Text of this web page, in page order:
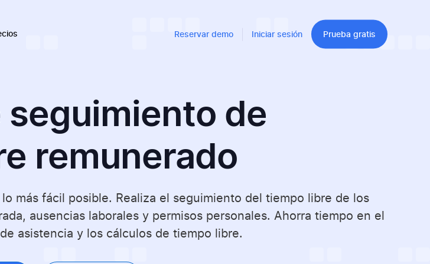
de
remunerado
más fácil posible. Realiza el seguimiento del tiempo libre de los
ausencias laborales y permisos personales. Ahorra tiempo en el
asistencia y los cálculos de tiempo libre.
Reservar demo Iniciar sesión Prueba gratis